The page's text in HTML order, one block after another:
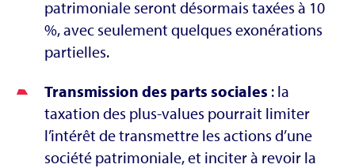
patrimoniale seront désormais taxées à 10
%, avec seulement quelques exonérations
partielles.
Transmission des parts sociales : la
taxation des plus-values pourrait limiter
l’intérêt de transmettre les actions d’une
société patrimoniale, et inciter à revoir la